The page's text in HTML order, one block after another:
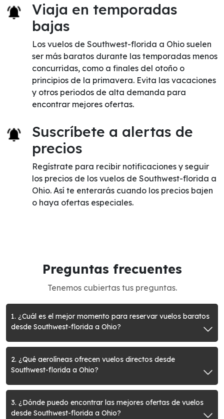
Viaja en temporadas
bajas
Los vuelos de Southwest-florida a Ohio suelen
ser más baratos durante las temporadas menos
concurridas, como a finales del otoño o
principios de la primavera. Evita las vacaciones
y otros periodos de alta demanda para
encontrar mejores ofertas.
Suscríbete a alertas de
precios
Regístrate para recibir notificaciones y seguir
los precios de los vuelos de Southwest-florida a
Ohio. Así te enterarás cuando los precios bajen
o haya ofertas especiales.
Preguntas frecuentes
Tenemos cubiertas tus preguntas.
1. ¿Cuál es el mejor momento para reservar vuelos baratos
desde Southwest-florida a Ohio?
2. ¿Qué aerolíneas ofrecen vuelos directos desde
Southwest-florida a Ohio?
3. ¿Dónde puedo encontrar las mejores ofertas de vuelos
desde Southwest-florida a Ohio?